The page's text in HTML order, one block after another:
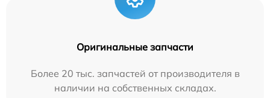
Оригинальные запчасти
Более 20 тыс. запчастей от производителя в
наличии на собственных складах.